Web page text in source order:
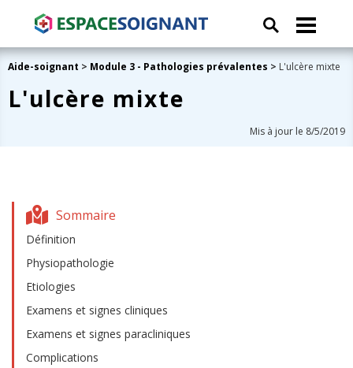
Aide-soignant > Module 3 - Pathologies prévalentes > L'ulcère mixte
L'ulcère mixte
Mis à jour le 8/5/2019
Sommaire
Définition
Physiopathologie
Etiologies
Examens et signes cliniques
Examens et signes paracliniques
Complications